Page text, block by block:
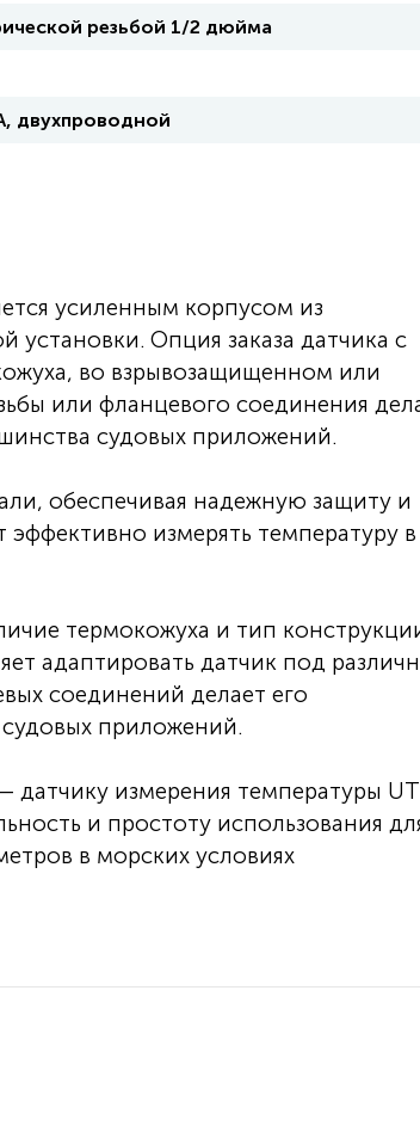
резьбой 1/2 дюйма
двухпроводной
усиленным корпусом из
Опция заказа датчика с
во взрывозащищенном или
или фланцевого соединения
судовых приложений.
обеспечивая надежную защиту и
эффективно измерять температуру в
термокожуха и тип
адаптировать датчик под
соединений делает его
приложений.
измерения температуры
и простоту использования
в морских условиях